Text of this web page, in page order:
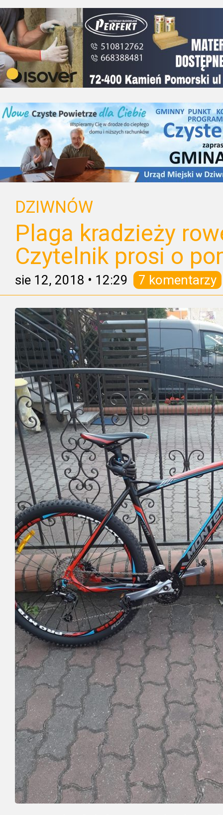
DZIWNÓW
Plaga kradzieży
Czytelnik prosi o
sie 12, 2018 • 12:29 7 komentarzy